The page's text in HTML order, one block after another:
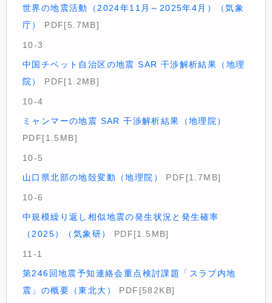
世界の地震活動（2024年11月～2025年4月）（気象
庁）
PDF[5.7MB]
10-3
中国チベット自治区の地震 SAR ⼲渉解析結果（地理
院）
PDF[1.2MB]
10-4
ミャンマーの地震 SAR ⼲渉解析結果（地理院）
PDF[1.5MB]
10-5
山口県北部の地殻変動（地理院）
PDF[1.7MB]
10-6
中規模繰り返し相似地震の発生状況と発生確率
（2025）（気象研）
PDF[1.5MB]
11-1
第246回地震予知連絡会重点検討課題「スラブ内地
震」の概要（東北大）
PDF[582KB]